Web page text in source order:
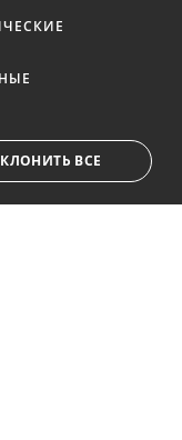
новостях
Подписаться
ВСЕ